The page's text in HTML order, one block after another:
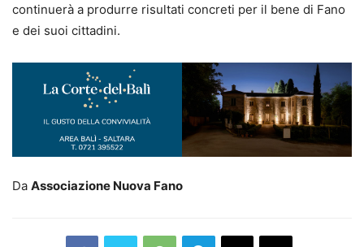
continuerà a produrre risultati concreti per il bene di Fano
e dei suoi cittadini.
Da Associazione Nuova Fano